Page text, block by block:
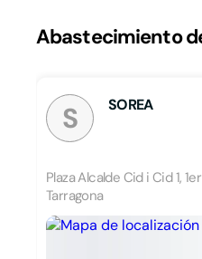
Abastecimiento
S SOREA
Plaza Alcalde Cid i Cid 1,
Tarragona